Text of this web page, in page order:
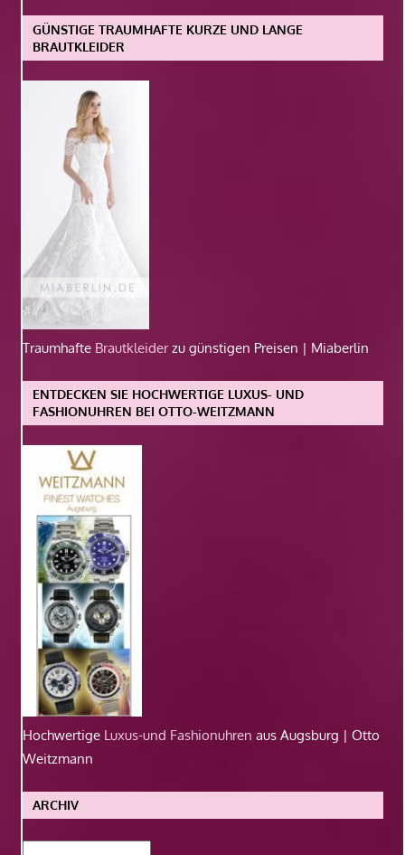
GÜNSTIGE TRAUMHAFTE KURZE UND LANGE
BRAUTKLEIDER
Traumhafte Brautkleiderzu günstigen Preisen | Miaberlin
ENTDECKEN SIE HOCHWERTIGE LUXUS- UND
FASHIONUHREN BEI OTTO-WEITZMANN
Hochwertige Luxus-und Fashionuhren aus Augsburg | Otto
Weitzmann
ARCHIV